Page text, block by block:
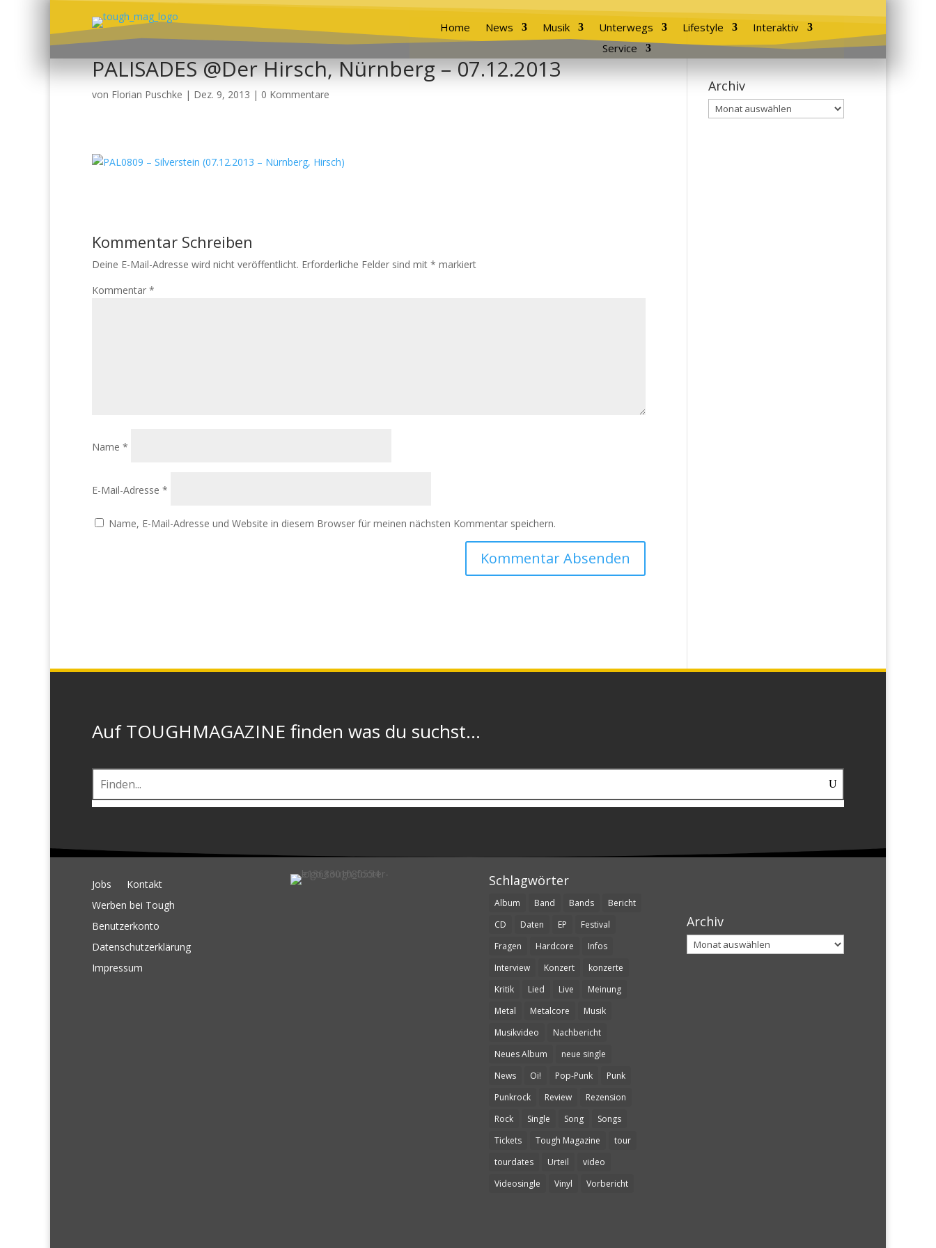
Home News Musik Unterwegs Lifestyle
Interaktiv
Service
PALISADES @Der Hirsch, Nürnberg – 07.12.2013
von Florian Puschke | Dez. 9, 2013 | 0 Kommentare
Kommentar Schreiben
Deine E-Mail-Adresse wird nicht veröffentlicht. Erforderliche Felder sind mit * markiert
Kommentar *
Name *
E-Mail-Adresse *
Name, E-Mail-Adresse und Website in diesem Browser für meinen nächsten Kommentar speichern.
Archiv
Archiv
Auf TOUGHMAGAZINE finden was du suchst...
Jobs
Kontakt
Werben bei Tough
Benutzerkonto
Datenschutzerklärung
Impressum
Schlagwörter
Album Band Bands
Bericht
CD
Daten EP
Festival
Fragen
Hardcore
Infos
Interview
Konzert
konzerte
Kritik
Lied Live
Meinung
Metal
Metalcore
Musik
Musikvideo
Nachbericht
Neues Album
neue single
News
Oi! Pop-Punk
Punk
Punkrock
Review
Rezension
Rock
Single Song
Songs
Tickets
Tough Magazine
tour
tourdates
Urteil
video
Videosingle
Vinyl Vorbericht
Archiv
Archiv